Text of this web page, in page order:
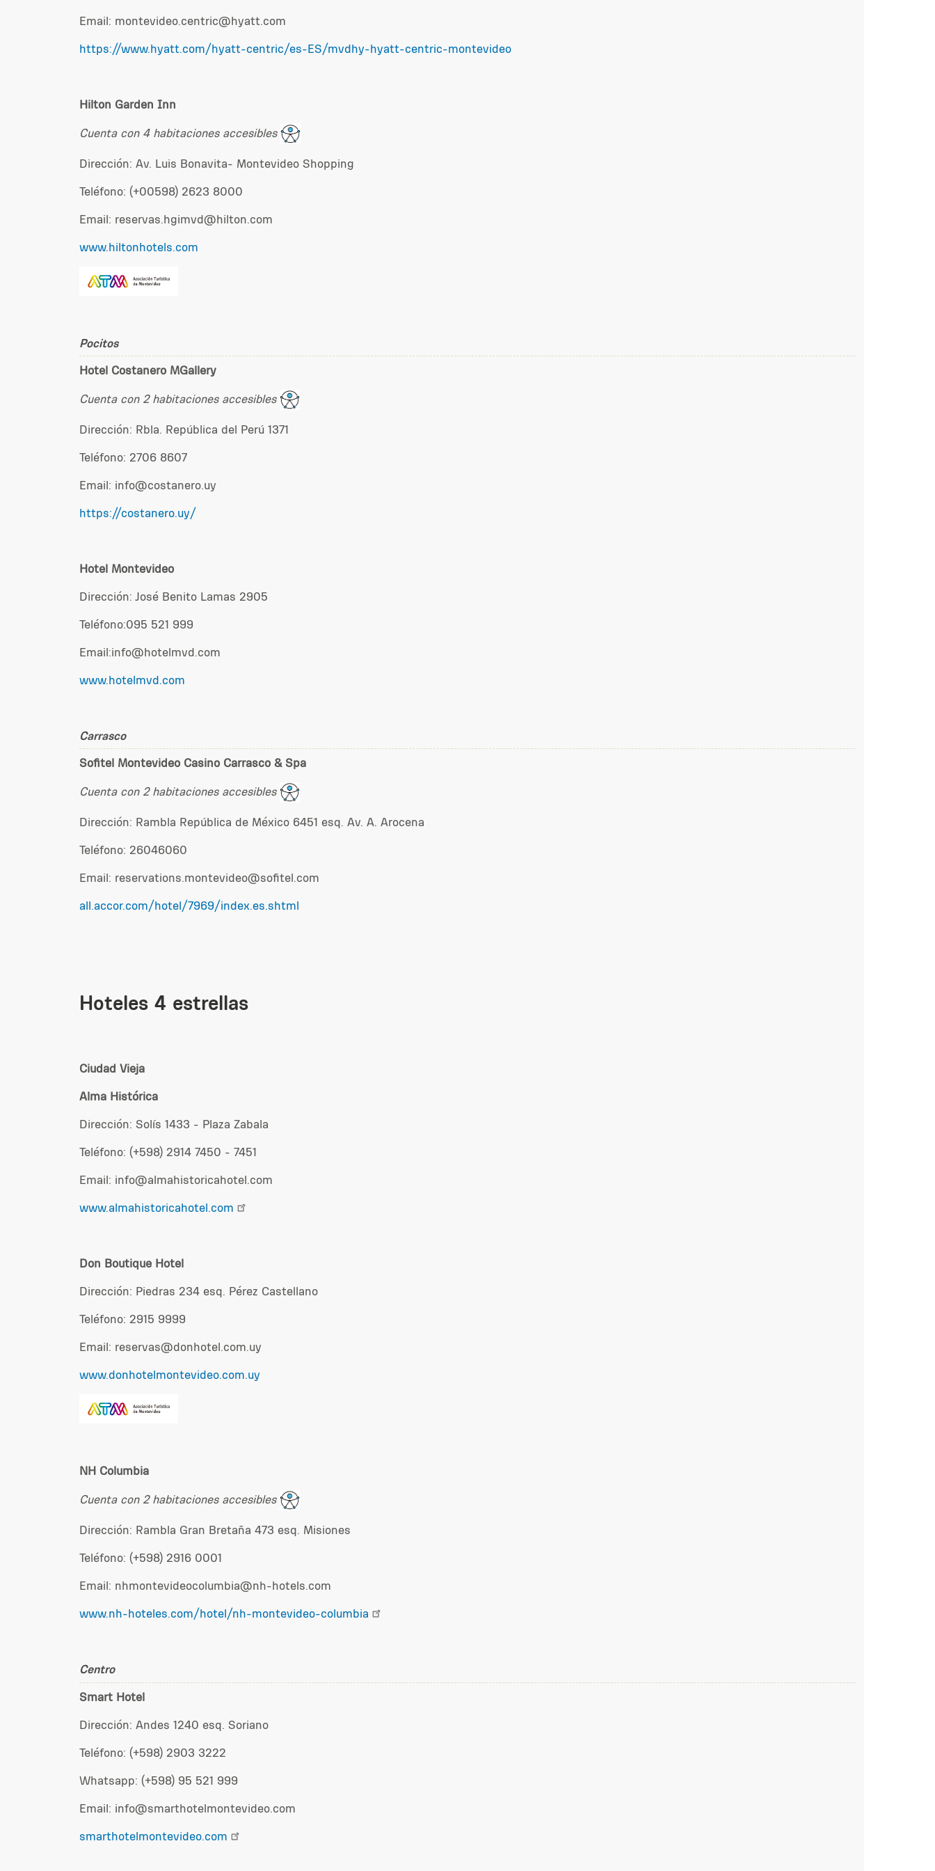
Email: montevideo.centric@hyatt.com
https://www.hyatt.com/hyatt-centric/es-ES/mvdhy-hyatt-centric-montevideo
Hilton Garden Inn
Cuenta con 4 habitaciones accesibles
Dirección: Av. Luis Bonavita- Montevideo Shopping
Teléfono: (+00598) 2623 8000
Email: reservas.hgimvd@hilton.com
www.hiltonhotels.com
Pocitos
Hotel Costanero MGallery
Cuenta con 2 habitaciones accesibles
Dirección: Rbla. República del Perú 1371
Teléfono: 2706 8607
Email: info@costanero.uy
https://costanero.uy/
Hotel Montevideo
Dirección: José Benito Lamas 2905
Teléfono:095 521 999
Email:info@hotelmvd.com
www.hotelmvd.com
Carrasco
Sofitel Montevideo Casino Carrasco & Spa
Cuenta con 2 habitaciones accesibles
Dirección: Rambla República de México 6451 esq. Av. A. Arocena
Teléfono: 26046060
Email: reservations.montevideo@sofitel.com
all.accor.com/hotel/7969/index.es.shtml
Hoteles 4 estrellas
Ciudad Vieja
Alma Histórica
Dirección: Solís 1433 - Plaza Zabala
Teléfono: (+598) 2914 7450 - 7451
Email: info@almahistoricahotel.com
www.almahistoricahotel.com
Don Boutique Hotel
Dirección: Piedras 234 esq. Pérez Castellano
Teléfono: 2915 9999
Email: reservas@donhotel.com.uy
www.donhotelmontevideo.com.uy
NH Columbia
Cuenta con 2 habitaciones accesibles
Dirección: Rambla Gran Bretaña 473 esq. Misiones
Teléfono: (+598) 2916 0001
Email: nhmontevideocolumbia@nh-hotels.com
www.nh-hoteles.com/hotel/nh-montevideo-columbia
Centro
Smart Hotel
Dirección: Andes 1240 esq. Soriano
Teléfono: (+598) 2903 3222
Whatsapp: (+598) 95 521 999
Email: info@smarthotelmontevideo.com
smarthotelmontevideo.com